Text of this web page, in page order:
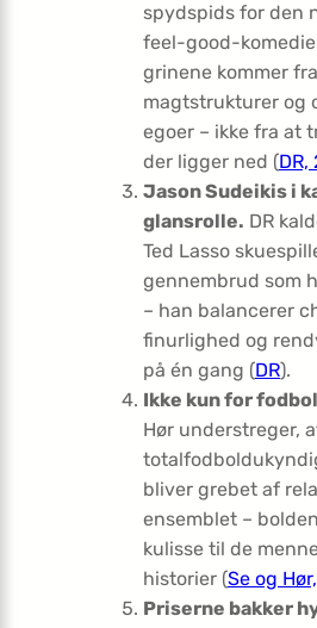
spydspids for den
feel-good-
grinene kommer fra
magtstrukturer og
egoer – ikke fra at
der ligger ned (DR,
Jason Sudeikis i
glansrolle. DR
Ted Lasso
gennembrud som
– han balancerer
finurlighed og
på én gang (DR).
Ikke kun for
Hør understreger,
bliver grebet af
ensemblet –
kulisse til de
historier (Se og
Priserne bakker